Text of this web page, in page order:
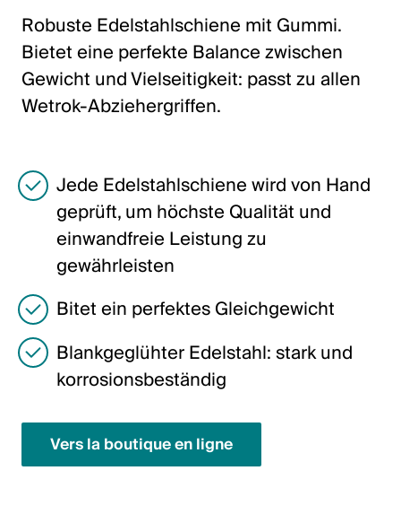
Italiano
English
Autriche
English
Allemagne
Deutsch
English
Suède
Svenska
English
Robuste Edelstahlschiene mit Gummi.
Bietet eine perfekte Balance zwischen
Gewicht und Vielseitigkeit: passt zu allen
Wetrok-Abziehergriffen.
Jede Edelstahlschiene wird von Hand
geprüft, um höchste Qualität und
einwandfreie Leistung zu
gewährleisten
Bitet ein perfektes Gleichgewicht
Blankgeglühter Edelstahl: stark und
korrosionsbeständig
Vers la boutique en ligne